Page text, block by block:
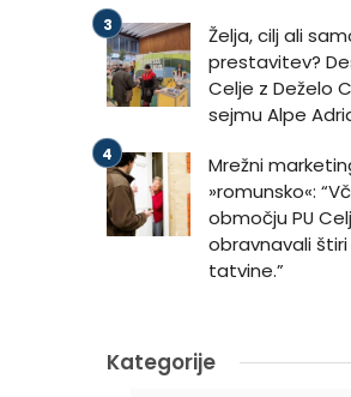
Želja, cilj ali
prestavitev?
Celje z Deželo
sejmu Alpe
Mrežni
»romunsko«:
območju PU
obravnavali
tatvine.”
Kategorije